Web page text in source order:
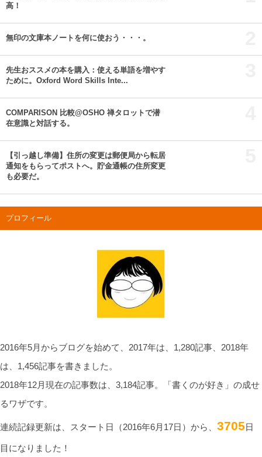
高！
無印の文庫本ノートを何に使おう・・・。
先生おススメの本を購入：使える単語を増やす
ために。Oxford Word Skills Inte...
COMPARISON 比較@OSHO 禅タロットで潜
在意識と対話する。
【引っ越し準備】住所の変更は郵便局から転居
通知をもらってポストへ。貯金通帳の住所変更
も必要だ。
プロフィール
2016年5月からブログを始めて、2017年は、1,280記事、2018年
は、1,456記事を書きました。
2018年12月現在の記事数は、3,184記事。「書くのが好き」の成せ
るワザです。
連続記録更新は、スタート日（2016年6月17日）から、 3705日
目になりました！